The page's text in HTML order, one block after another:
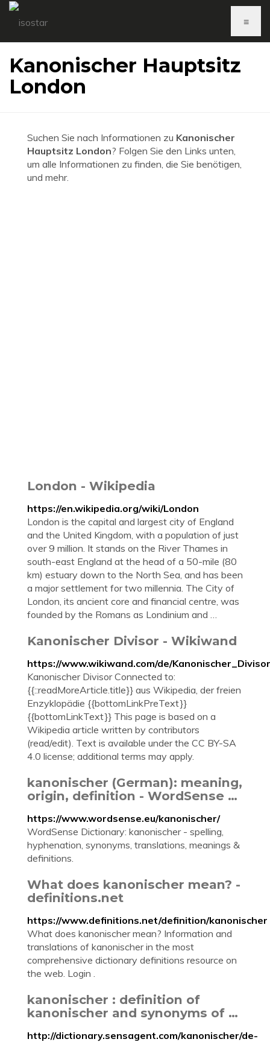
≡
Kanonischer Hauptsitz
London
Suchen Sie nach Informationen zu Kanonischer
Hauptsitz London? Folgen Sie den Links unten,
um alle Informationen zu finden, die Sie benötigen,
und mehr.
London - Wikipedia
https://en.wikipedia.org/wiki/London
London is the capital and largest city of England
and the United Kingdom, with a population of just
over 9 million. It stands on the River Thames in
south-east England at the head of a 50-mile (80
km) estuary down to the North Sea, and has been
a major settlement for two millennia. The City of
London, its ancient core and financial centre, was
founded by the Romans as Londinium and …
Kanonischer Divisor - Wikiwand
https://www.wikiwand.com/de/Kanonischer_Divisor
Kanonischer Divisor Connected to:
{{::readMoreArticle.title}} aus Wikipedia, der freien
Enzyklopädie {{bottomLinkPreText}}
{{bottomLinkText}} This page is based on a
Wikipedia article written by contributors
(read/edit). Text is available under the CC BY-SA
4.0 license; additional terms may apply.
kanonischer‎ (German): meaning,
origin, definition - WordSense …
https://www.wordsense.eu/kanonischer/
WordSense Dictionary: kanonischer - spelling,
hyphenation, synonyms, translations, meanings &
definitions.
What does kanonischer mean? -
definitions.net
https://www.definitions.net/definition/kanonischer
What does kanonischer mean? Information and
translations of kanonischer in the most
comprehensive dictionary definitions resource on
the web. Login .
kanonischer : definition of
kanonischer and synonyms of …
http://dictionary.sensagent.com/kanonischer/de-